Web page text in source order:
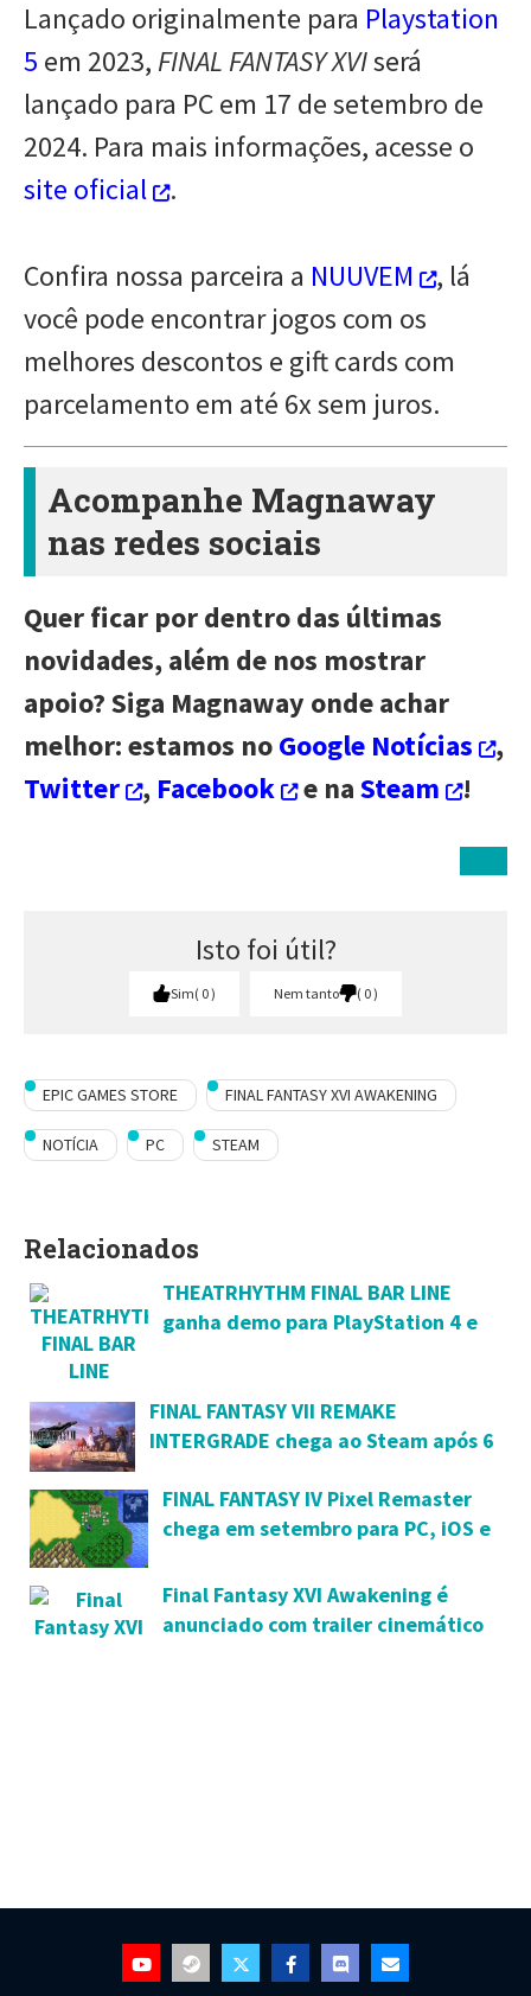
Lançado originalmente para Playstation
5 em 2023, FINAL FANTASY XVIserá
lançado para PC em 17 de setembro de
2024. Para mais informações, acesse o
site oficial
.
Confira nossa parceira a NUUVEM
, lá
você pode encontrar jogos com os
melhores descontos e gift cards com
parcelamento em até 6x sem juros.
Acompanhe Magnaway
nas redes sociais
Quer ficar por dentro das últimas
novidades, além de nos mostrar
apoio? Siga Magnaway onde achar
melhor: estamos noGoogle Notícias
,
Twitter
, Facebook e naSteam !
Isto foi útil?
Sim 0 Nem tanto 0
EPIC GAMES STORE FINAL FANTASY XVI AWAKENING
NOTÍCIA PC STEAM
Relacionados
THEATRHYTHM FINAL BAR LINE
ganha demo para PlayStation 4 e
FINAL FANTASY VII REMAKE
INTERGRADE chega ao Steam após 6
Games Store
FINAL FANTASY IV Pixel Remaster
chega em setembro para PC, iOS e
Final Fantasy XVI Awakening é
anunciado com trailer cinemático